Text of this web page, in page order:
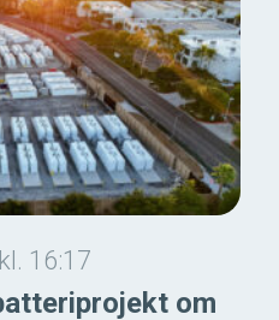
16:17
om